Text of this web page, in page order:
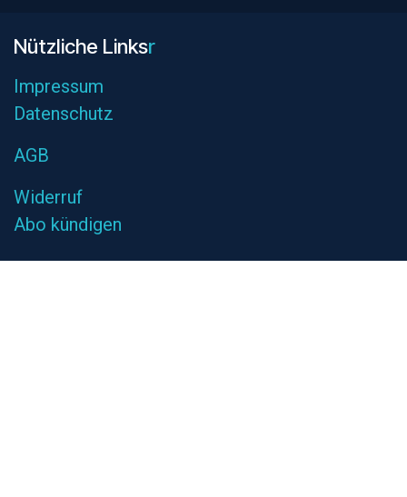
Nützliche L​inksr
Impressum
Datenschutz
AGB
Widerruf
Abo kündigen